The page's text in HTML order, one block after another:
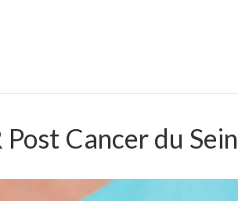
Cancer du Sein